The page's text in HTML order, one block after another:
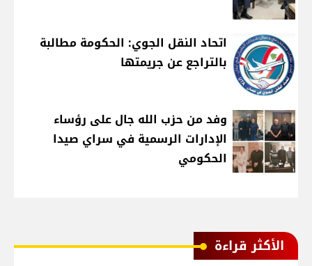
اتحاد النقل الجوي: الحكومة مطالبة
بالتراجع عن جريمتها
وفد من حزب الله جال على رؤساء
الإدارات الرسمية في سراي صيدا
الحكومي
الأكثر قراءة